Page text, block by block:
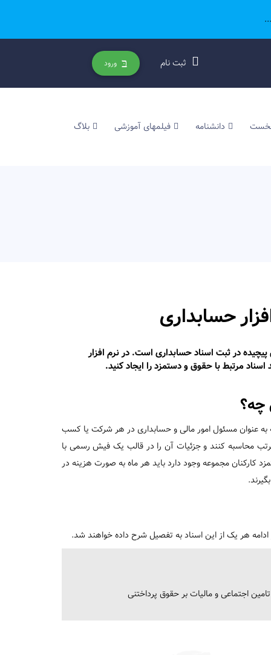
ثبت نام ورود
دانشنامه فیلمهای آموزشی بلاگ
حسابداری
در ثبت اسناد حسابداری است. در نرم افزار
مرتبط با حقوق و دستمزد را ایجاد کنید.
چه؟
عنوان مسئول امور مالی و حسابداری در هر شرکت یا کسب
محاسبه کنند و جزئیات آن را در قالب یک فیش رسمی با
کارکنان مجموعه وجود دارد باید هر ماه به صورت هزینه در
هر یک از این اسناد به تفصیل شرح داده خواهند شد.
اجتماعی و مالیات بر حقوق پرداختنی